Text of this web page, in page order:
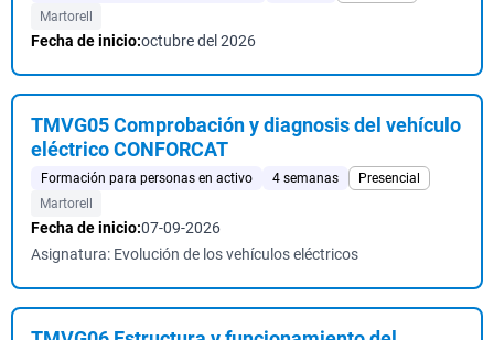
Martorell
Fecha de inicio:octubre del 2026
TMVG05 Comprobación y diagnosis del vehículo
eléctrico CONFORCAT
Formación para personas en activo 4 semanas
Presencial
Martorell
Fecha de inicio:07-09-2026
Asignatura: Evolución de los vehículos eléctricos